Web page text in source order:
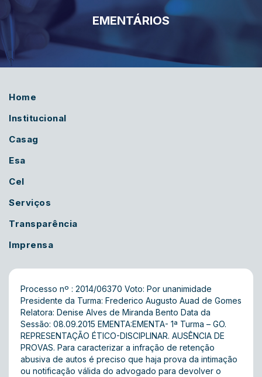
EMENTÁRIOS
Home
Institucional
Casag
Esa
Cel
Serviços
Transparência
Imprensa
Processo nº : 2014/06370 Voto: Por unanimidade
Presidente da Turma: Frederico Augusto Auad de Gomes
Relatora: Denise Alves de Miranda Bento Data da
Sessão: 08.09.2015 EMENTA:EMENTA- 1ª Turma – GO.
REPRESENTAÇÃO ÉTICO-DISCIPLINAR. AUSÊNCIA DE
PROVAS. Para caracterizar a infração de retenção
abusiva de autos é preciso que haja prova da intimação
ou notificação válida do advogado para devolver o